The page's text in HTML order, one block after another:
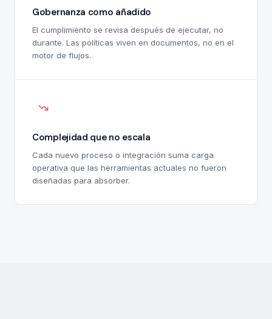
Gobernanza como añadido
El cumplimiento se revisa después de ejecutar, no
durante. Las políticas viven en documentos, no en el
motor de flujos.
Complejidad que no escala
Cada nuevo proceso o integración suma carga
operativa que las herramientas actuales no fueron
diseñadas para absorber.